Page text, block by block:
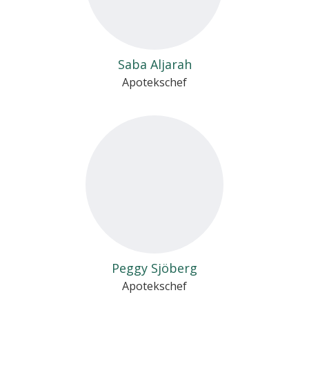
Saba Aljarah
Apotekschef
Peggy Sjöberg
Apotekschef